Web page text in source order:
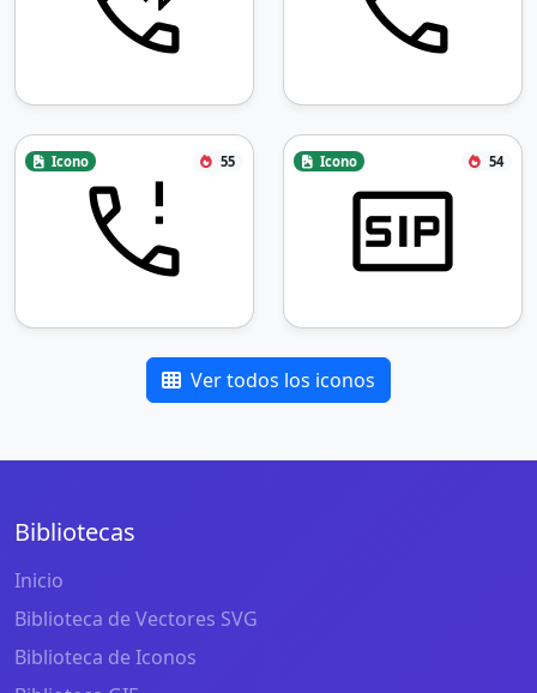
Icono 55 Icono 54
Ver todos los iconos
Bibliotecas
Inicio
Biblioteca de Vectores SVG
Biblioteca de Iconos